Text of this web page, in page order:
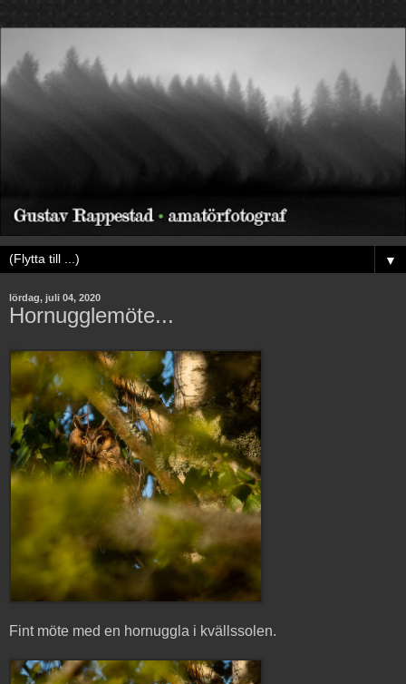
▼
lördag, juli 04, 2020
Hornugglemöte...
Fint möte med en hornuggla i kvällssolen.